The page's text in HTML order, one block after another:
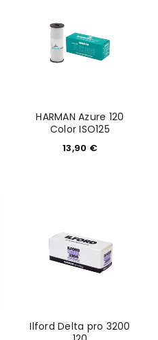
HARMAN Azure 120
Color ISO125
13,90 €
Ilford Delta pro 3200